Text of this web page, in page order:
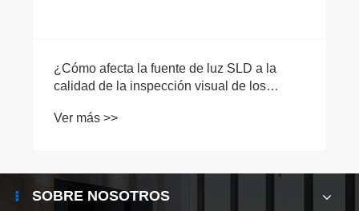
¿Cómo afecta la fuente de luz SLD a la
calidad de la inspección visual de los
Ver más >>
SOBRE NOSOTROS